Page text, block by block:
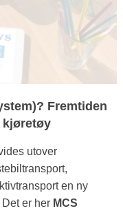
Fremtiden
kjøretøy
utover
en ny
er her MCS